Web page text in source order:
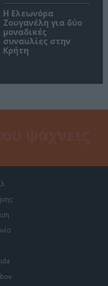
Η Ελεωνόρα
Ζουγανέλη για δύο
μοναδικές
συναυλίες στην
Κρήτη